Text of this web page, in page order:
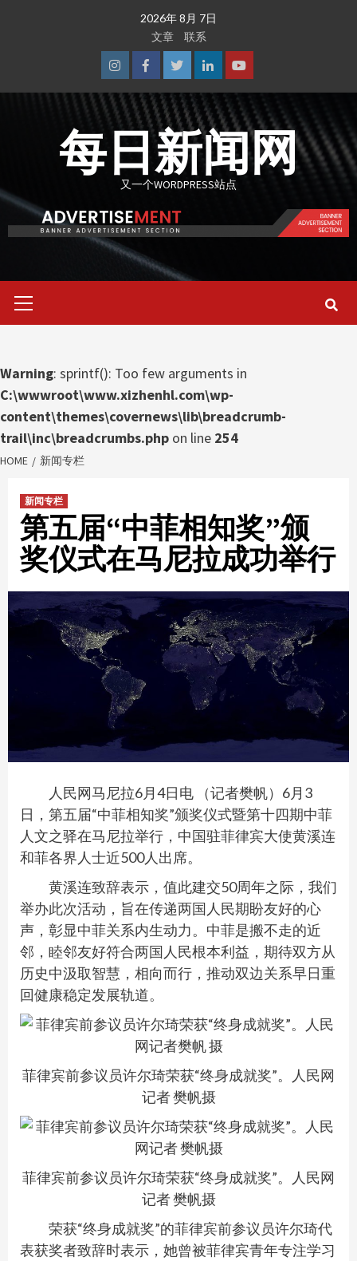
2026年 8月 7日
文章
联系
InstagramFacebook
TwitterLinkedinYoutube
每日新闻网
又一个WORDPRESS站点
Menu
Warning: sprintf(): Too few arguments in
C:\wwwroot\www.xizhenhl.com\wp-
content\themes\covernews\lib\breadcrumb-
trail\inc\breadcrumbs.php on line 254
HOME 新闻专栏
新闻专栏
第五届“中菲相知奖”颁
奖仪式在马尼拉成功举行
人民网马尼拉6月4日电 （记者樊帆）6月3
日，第五届“中菲相知奖”颁奖仪式暨第十四期中菲
人文之驿在马尼拉举行，中国驻菲律宾大使黄溪连
和菲各界人士近500人出席。
黄溪连致辞表示，值此建交50周年之际，我们
举办此次活动，旨在传递两国人民期盼友好的心
声，彰显中菲关系内生动力。中菲是搬不走的近
邻，睦邻友好符合两国人民根本利益，期待双方从
历史中汲取智慧，相向而行，推动双边关系早日重
回健康稳定发展轨道。
菲律宾前参议员许尔琦荣获“终身成就奖”。人民网
记者 樊帆摄
菲律宾前参议员许尔琦荣获“终身成就奖”。人民网
记者 樊帆摄
荣获“终身成就奖”的菲律宾前参议员许尔琦代
表获奖者致辞时表示，她曾被菲律宾青年专注学习